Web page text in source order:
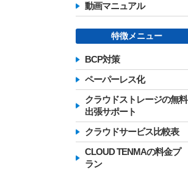
動画マニュアル
特徴メニュー
BCP対策
ペーパーレス化
クラウドストレージの無料
出張サポート
クラウドサービス比較表
CLOUD TENMAの料金プ
ラン